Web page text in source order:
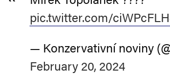
pic.twitter.com/
— Konzervativní noviny
February 20, 2024